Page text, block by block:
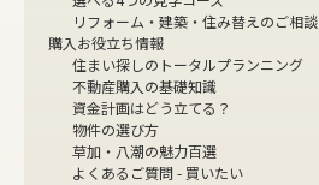
リフォーム・建築・住み替えのご相談
購入お役立ち情報
住まい探しのトータルプランニング
不動産購入の基礎知識
資金計画はどう立てる？
物件の選び方
草加・八潮の魅力百選
よくあるご質問 - 買いたい